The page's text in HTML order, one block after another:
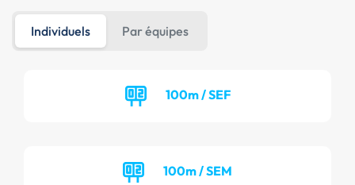
Individuels Par équipes
100m / SEF
100m / SEM